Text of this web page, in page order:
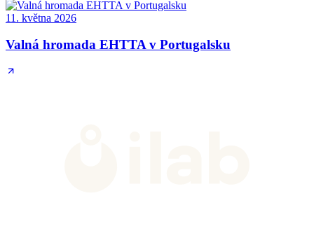
11. května 2026
Valná hromada EHTTA v Portugalsku